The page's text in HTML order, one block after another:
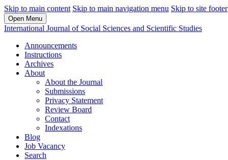
Skip to main content Skip to main navigation menu Skip to site footer
Open Menu
International Journal of Social Sciences and Scientific Studies
Announcements
Instructions
Archives
About
About the Journal
Submissions
Privacy Statement
Review Board
Contact
Indexations
Blog
Job Vacancy
Search